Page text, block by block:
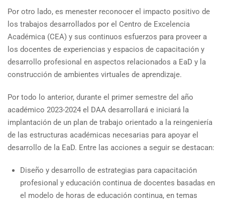
Por otro lado, es menester reconocer el impacto positivo de
los trabajos desarrollados por el Centro de Excelencia
Académica (CEA) y sus continuos esfuerzos para proveer a
los docentes de experiencias y espacios de capacitación y
desarrollo profesional en aspectos relacionados a EaD y la
construcción de ambientes virtuales de aprendizaje.
Por todo lo anterior, durante el primer semestre del año
académico 2023-2024 el DAA desarrollará e iniciará la
implantación de un plan de trabajo orientado a la reingeniería
de las estructuras académicas necesarias para apoyar el
desarrollo de la EaD. Entre las acciones a seguir se destacan:
Diseño y desarrollo de estrategias para capacitación
profesional y educación continua de docentes basadas en
el modelo de horas de educación continua, en temas